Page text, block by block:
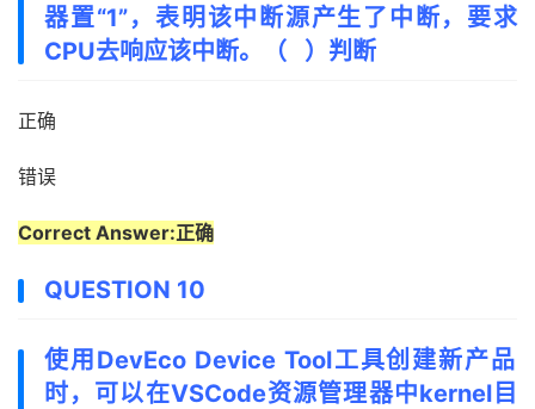
器置“1”，表明该中断源产生了中断，要求
CPU去响应该中断。（ ）判断
正确
错误
Correct Answer:正确
QUESTION 10
使用DevEco Device Tool工具创建新产品
时，可以在VSCode资源管理器中kernel目